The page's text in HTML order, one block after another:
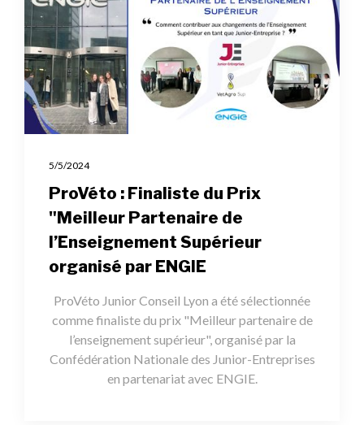
5/5/2024
ProVéto : Finaliste du Prix
"Meilleur Partenaire de
l’Enseignement Supérieur
organisé par ENGIE
ProVéto Junior Conseil Lyon a été sélectionnée
comme finaliste du prix "Meilleur partenaire de
l’enseignement supérieur", organisé par la
Confédération Nationale des Junior-Entreprises
en partenariat avec ENGIE.